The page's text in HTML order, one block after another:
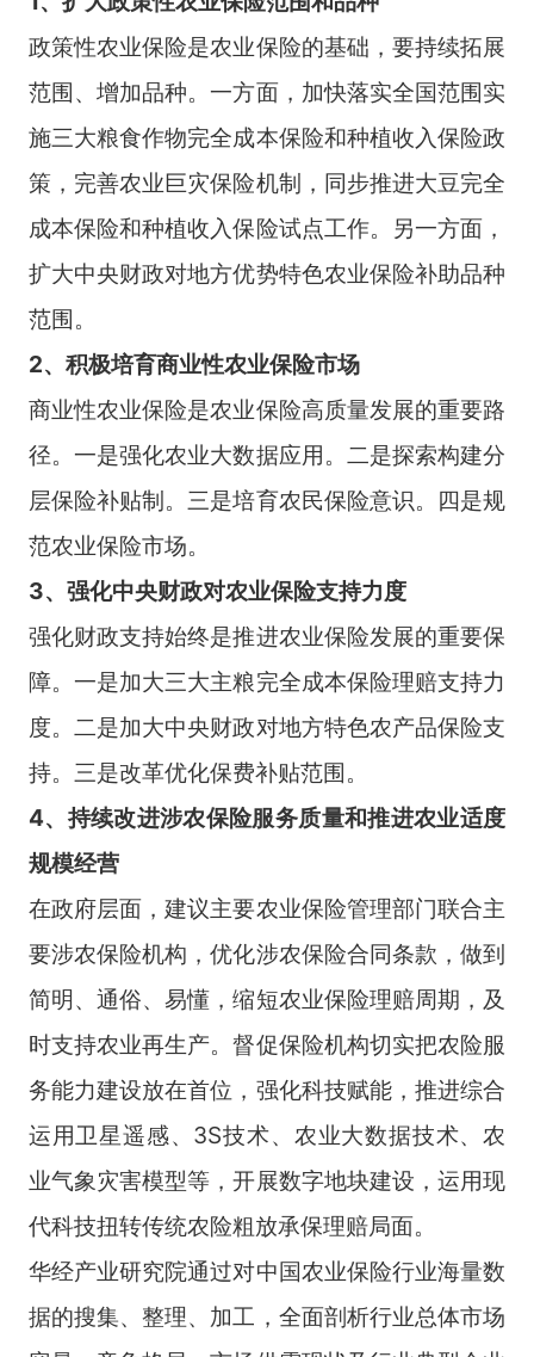
政策性农业保险是农业保险的基础，要持续拓展
范围、增加品种。一方面，加快落实全国范围实
施三大粮食作物完全成本保险和种植收入保险政
策，完善农业巨灾保险机制，同步推进大豆完全
成本保险和种植收入保险试点工作。另一方面，
扩大中央财政对地方优势特色农业保险补助品种
范围。
2、积极培育商业性农业保险市场
商业性农业保险是农业保险高质量发展的重要路
径。一是强化农业大数据应用。二是探索构建分
层保险补贴制。三是培育农民保险意识。四是规
范农业保险市场。
3、强化中央财政对农业保险支持力度
强化财政支持始终是推进农业保险发展的重要保
障。一是加大三大主粮完全成本保险理赔支持力
度。二是加大中央财政对地方特色农产品保险支
持。三是改革优化保费补贴范围。
4、持续改进涉农保险服务质量和推进农业适度
规模经营
在政府层面，建议主要农业保险管理部门联合主
要涉农保险机构，优化涉农保险合同条款，做到
简明、通俗、易懂，缩短农业保险理赔周期，及
时支持农业再生产。督促保险机构切实把农险服
务能力建设放在首位，强化科技赋能，推进综合
运用卫星遥感、3S技术、农业大数据技术、农
业气象灾害模型等，开展数字地块建设，运用现
代科技扭转传统农险粗放承保理赔局面。
华经产业研究院通过对中国农业保险行业海量数
据的搜集、整理、加工，全面剖析行业总体市场